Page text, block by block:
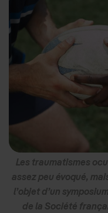
Les traumatismes
assez peu évoqué,
l’objet d’un
de la Société